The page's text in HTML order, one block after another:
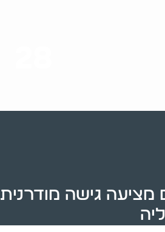
גישה מודרנית